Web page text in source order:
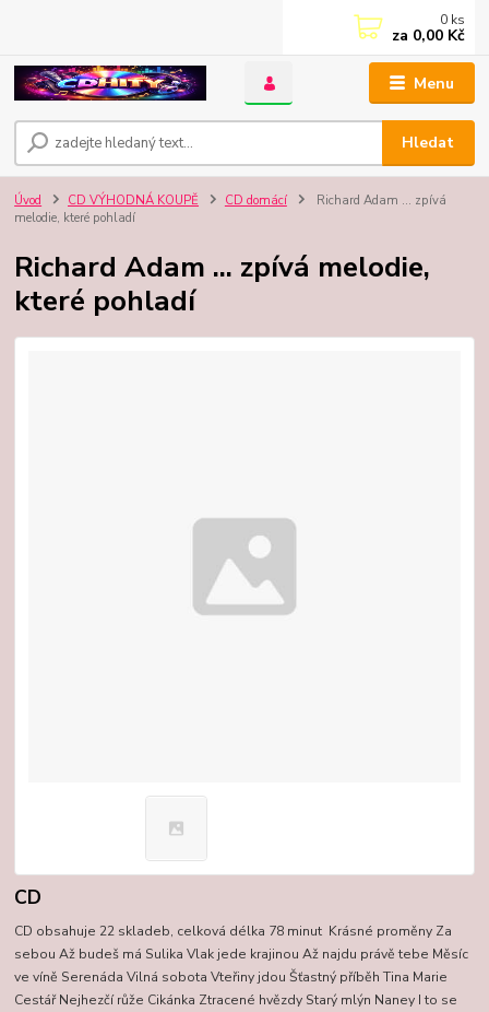
Menu
Hledat
0 ks
za 0,00 Kč
Úvod CD VÝHODNÁ KOUPĚ CD domácí
Richard Adam ... zpívá
melodie, které pohladí
Richard Adam ... zpívá melodie,
které pohladí
CD
CD obsahuje 22 skladeb, celková délka 78 minut Krásné proměny Za
sebou Až budeš má Sulika Vlak jede krajinou Až najdu právě tebe Měsíc
ve víně Serenáda Vilná sobota Vteřiny jdou Šťastný příběh Tina Marie
Cestář Nejhezčí růže Cikánka Ztracené hvězdy Starý mlýn Naney I to se